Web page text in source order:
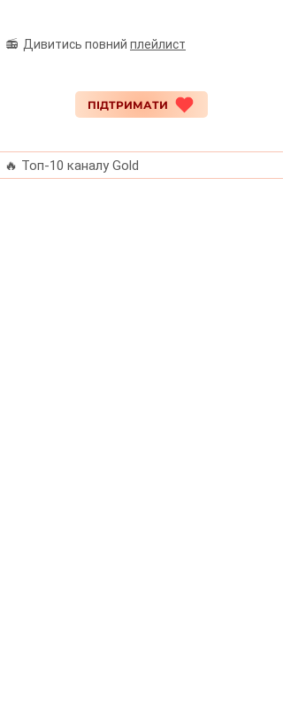
📻 Дивитись повний плейлист
ПІДТРИМАТИ
🔥 Топ-10 каналу Gold